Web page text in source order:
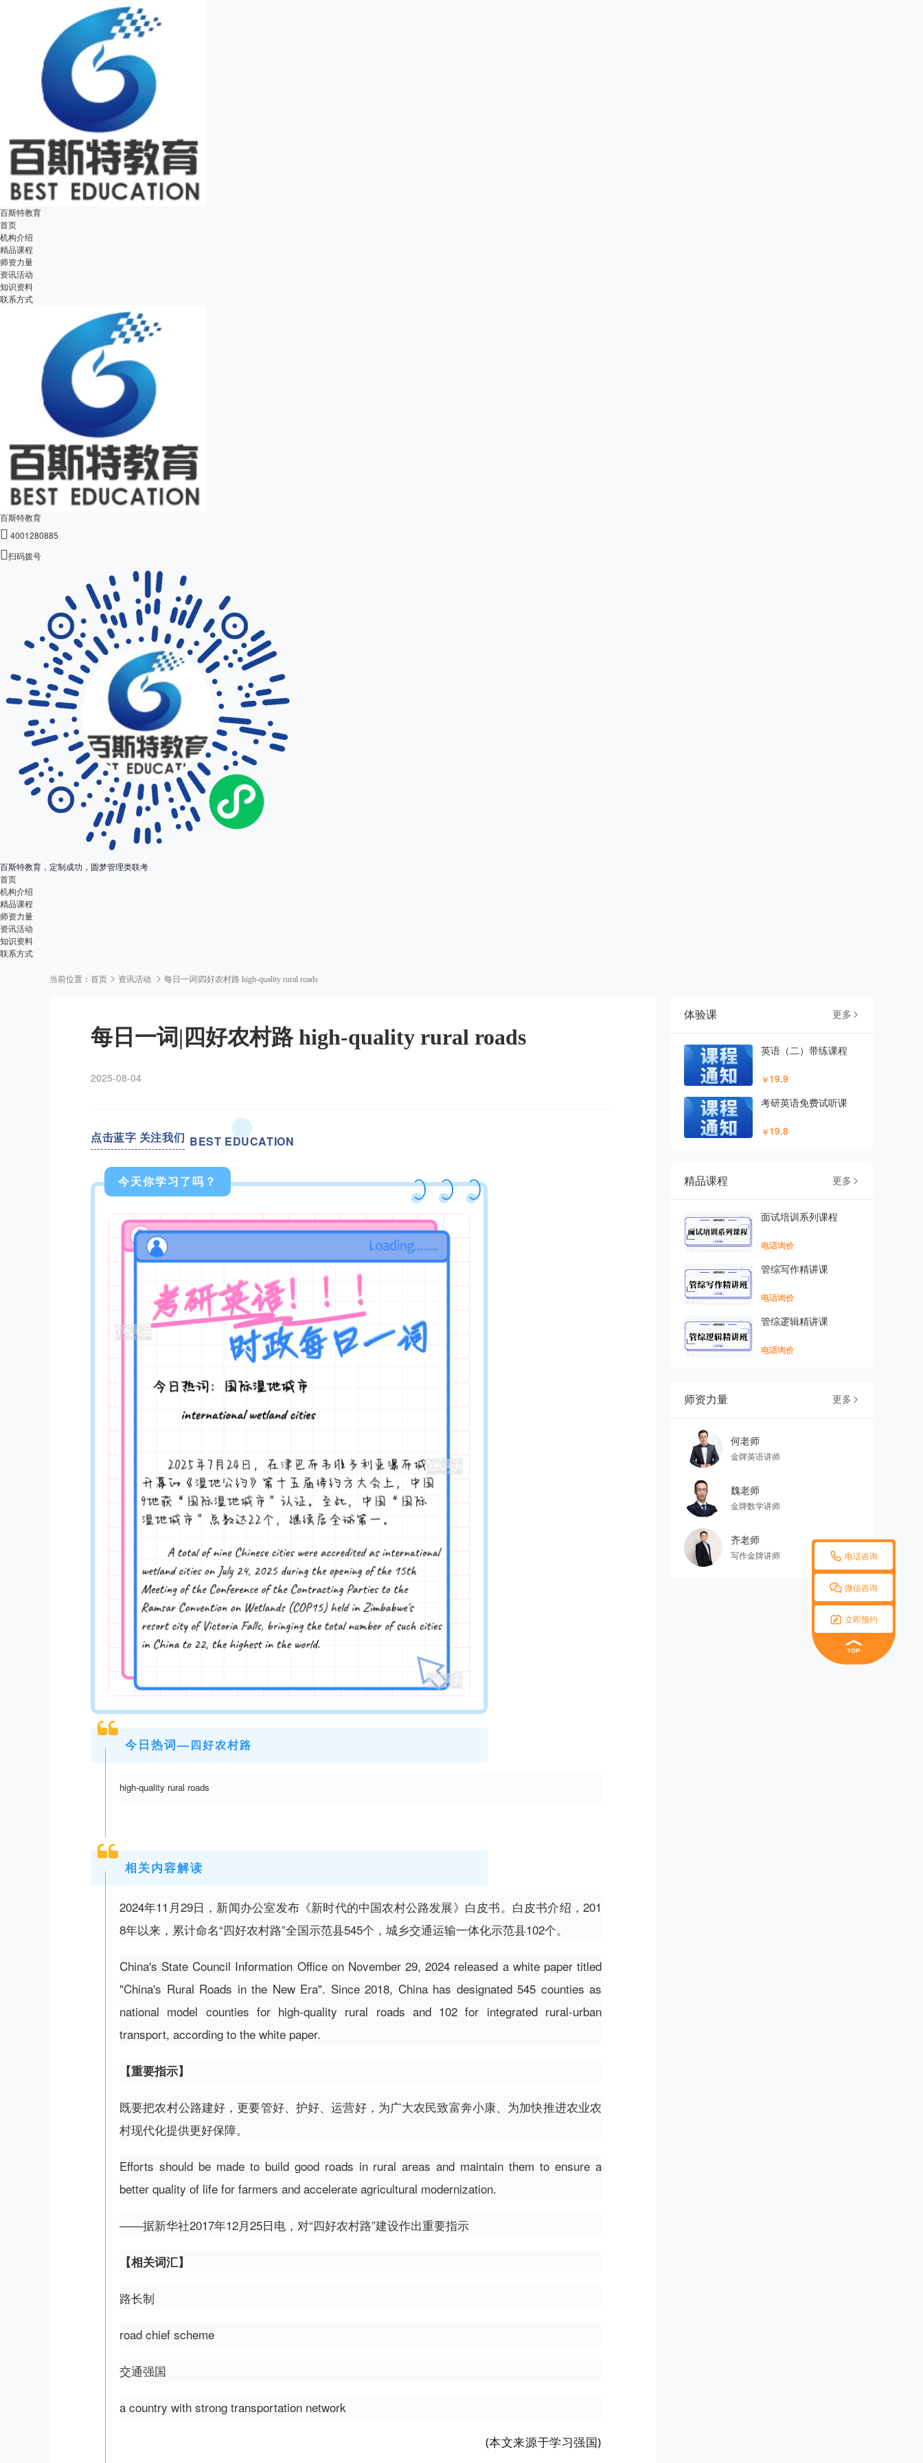
百斯特教育
首页
机构介绍
精品课程
师资力量
资讯活动
知识资料
联系方式
百斯特教育
 4001280885
扫码拨号
百斯特教育，定制成功，圆梦管理类联考
首页
机构介绍
精品课程
师资力量
资讯活动
知识资料
联系方式
 电话咨询
 微信咨询
 立即预约
当前位置： 首页 资讯活动 每日一词|四好农村路 high-quality rural roads
每日一词|四好农村路 high-quality rural roads
2025-08-04
点击蓝字 关注我们 BEST EDUCATION
今天你学习了吗？
今日热词—四好农村路
high-quality rural roads
相关内容解读
2024年11月29日，新闻办公室发布《新时代的中国农村公路发展》白皮书。白皮书介绍，201
8年以来，累计命名“四好农村路”全国示范县545个，城乡交通运输一体化示范县102个。
China's State Council Information Office on November 29, 2024 released a white paper titled
"China's Rural Roads in the New Era". Since 2018, China has designated 545 counties as
national model counties for high-quality rural roads and 102 for integrated rural-urban
transport, according to the white paper.
【重要指示】
既要把农村公路建好，更要管好、护好、运营好，为广大农民致富奔小康、为加快推进农业农
村现代化提供更好保障。
Efforts should be made to build good roads in rural areas and maintain them to ensure a
better quality of life for farmers and accelerate agricultural modernization.
——据新华社2017年12月25日电，对“四好农村路”建设作出重要指示
【相关词汇】
路长制
road chief scheme
交通强国
a country with strong transportation network
(本文来源于学习强国)
体验课 更多 
英语（二）带练课程
￥19.9
考研英语免费试听课
￥19.8
精品课程 更多 
面试培训系列课程
电话询价
管综写作精讲课
电话询价
管综逻辑精讲课
电话询价
师资力量 更多 
何老师
金牌英语讲师
魏老师
金牌数学讲师
齐老师
写作金牌讲师